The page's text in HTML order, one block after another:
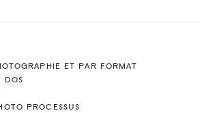
ET PAR FORMAT
DOS
PROCESSUS